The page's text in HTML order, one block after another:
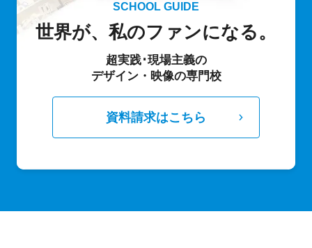
SCHOOL GUIDE
世界が、私のファンになる。
超実践･現場主義の
デザイン・映像の専門校
資料請求はこちら